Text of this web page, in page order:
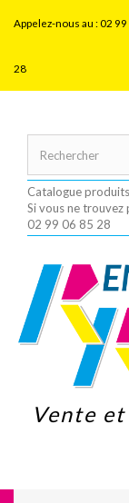
Appelez-nous au :02 99
28
Catalogue
Si vous ne trouvez
02 99 06 85 28
Vente